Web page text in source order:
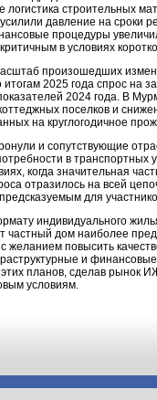
логистика строительных
давление на сроки
процедуры
в условиях
произошедших
2025 года спрос на
2024 года. В
поселков и
на круглогодичное
и сопутствующие
в транспортных
когда значительная
отразилось на всей
для
индивидуального
частный дом наиболее
желанием повысить
и
планов, сделав рынок
условиям.